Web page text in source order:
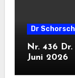
Dr
Nr. 436
Juni 2026